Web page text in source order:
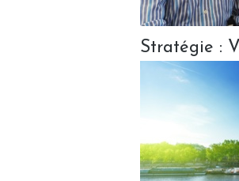
Stratégie :